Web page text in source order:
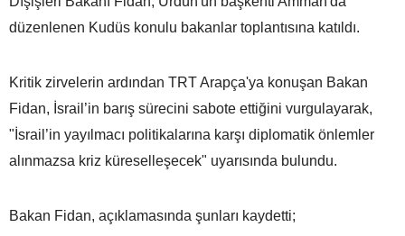
düzenlenen Kudüs konulu bakanlar toplantısına katıldı.
Kritik zirvelerin ardından TRT Arapça'ya konuşan Bakan
Fidan, İsrail’in barış sürecini sabote ettiğini vurgulayarak,
"İsrail’in yayılmacı politikalarına karşı diplomatik önlemler
alınmazsa kriz küreselleşecek" uyarısında bulundu.
Bakan Fidan, açıklamasında şunları kaydetti;